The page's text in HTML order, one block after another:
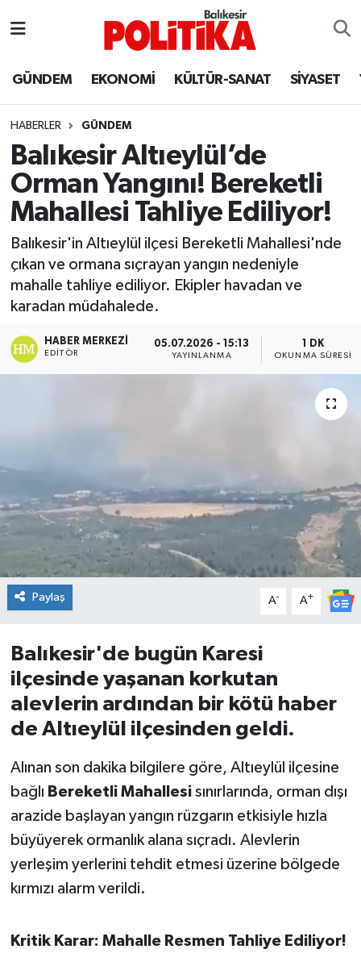
GÜNDEM EKONOMİ KÜLTÜR-SANAT SİYASET
HABERLER GÜNDEM
Balıkesir Altıeylül’de
Orman Yangını! Bereketli
Mahallesi Tahliye Ediliyor!
Balıkesir'in Altıeylül ilçesi Bereketli Mahallesi'nde
çıkan ve ormana sıçrayan yangın nedeniyle
mahalle tahliye ediliyor. Ekipler havadan ve
karadan müdahalede.
HABER MERKEZI
EDITÖR
05.07.2026 - 15:13
YAYINLANMA
1 DK
OKUNMA SÜRESI
Paylaş A- A+
Balıkesir'de bugün Karesi
ilçesinde yaşanan korkutan
alevlerin ardından bir kötü haber
de Altıeylül ilçesinden geldi.
Alınan son dakika bilgilere göre, Altıeylül ilçesine
bağlı Bereketli Mahallesisınırlarında, orman dışı
arazide başlayan yangın rüzgarın etkisiyle hızla
büyüyerek ormanlık alana sıçradı. Alevlerin
yerleşim yerlerini tehdit etmesi üzerine bölgede
kırmızı alarm verildi.
Kritik Karar: Mahalle Resmen Tahliye Ediliyor!
Ayvalık
Balya
Bandırma
Bigadiç
BİYOGRAFİLER
Burhaniye
ÇEVRE
EĞİTİM
EKONOMİ
Erdek
Gönen
Havran
KENT GÜNDEMİ
Kepsut
KÜLTÜR-SANAT
Balıkesir Hava Durumu
Balıkesir Namaz Vakitleri
Balıkesir Trafik Yoğunluk Haritası
Süper Lig Puan Durumu ve Fikstür
Tüm Manşetler
Son Dakika Haberleri
Haber Arşivi